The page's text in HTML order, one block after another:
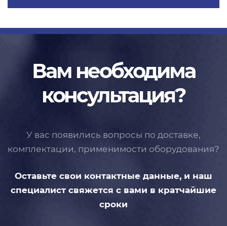
Вам необходима
консультация?
У вас появились вопросы по доставке,
комплектации, применимости оборудования?
Оставьте свои контактные данные, и наш
специалист свяжется с вами в кратчайшие
сроки